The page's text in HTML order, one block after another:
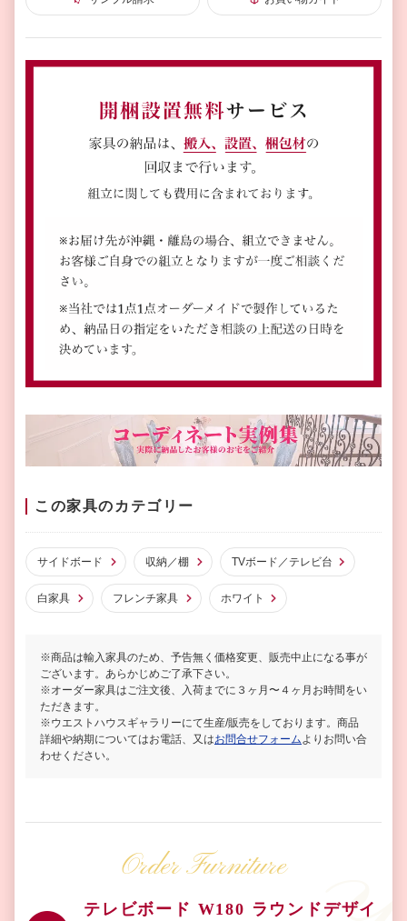
この家具のカテゴリー
サイドボード 収納／棚 TVボード／テレビ台
白家具 フレンチ家具 ホワイト
※商品は輸入家具のため、予告無く価格変更、販売中止になる事が
ございます。あらかじめご了承下さい。
※オーダー家具はご注文後、入荷までに３ヶ月〜４ヶ月お時間をい
ただきます。
※ウエストハウスギャラリーにて生産/販売をしております。商品
詳細や納期についてはお電話、又はお問合せフォーム よりお問い合
わせください。
Order Furniture
テレビボード W180 ラウンドデザイ